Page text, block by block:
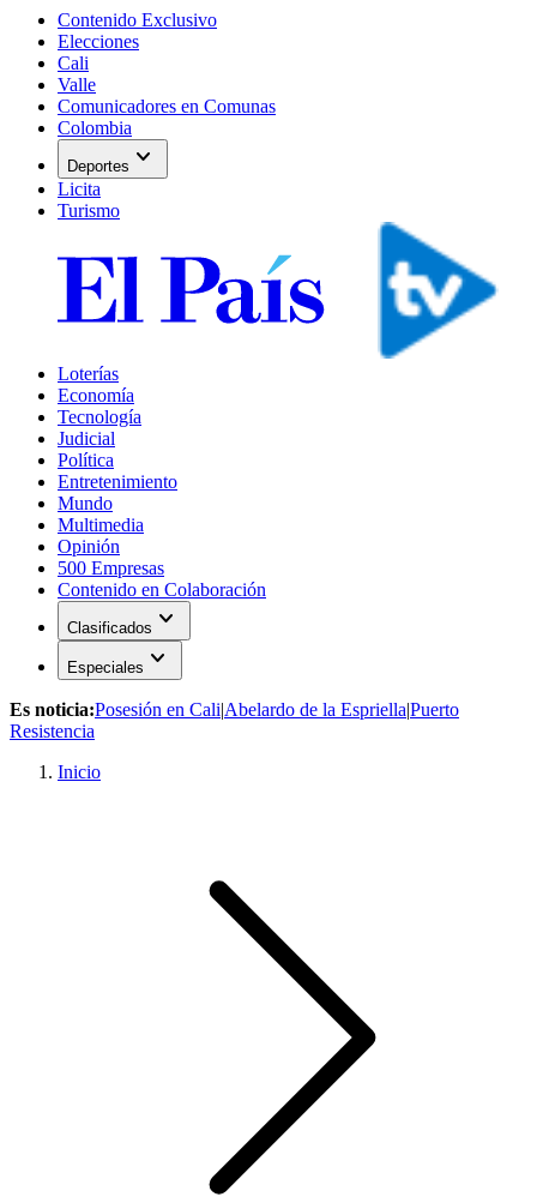
Contenido Exclusivo
Elecciones
Cali
Valle
Comunicadores en Comunas
Colombia
Deportes expand_more
Licita
Turismo
Loterías
Economía
Tecnología
Judicial
Política
Entretenimiento
Mundo
Multimedia
Opinión
500 Empresas
Contenido en Colaboración
Clasificados expand_more
Especiales expand_more
Es noticia:Posesión en Cali|Abelardo de la Espriella|Puerto
Resistencia
Inicio